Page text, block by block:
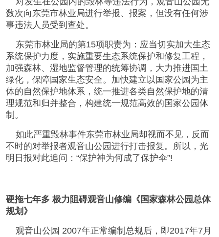
数次向东莞市林业局进行举报、报案，但没有任何涉
事违法人员受到查处。
东莞市林业局的第15项职责为：应当切实加大生态
系统保护力度，实施重要生态系统保护和修复工程，
加强森林、湿地监督管理的统筹协调，大力推进国土
绿化，保障国家生态安全。加快建立以国家公园为主
体的自然保护地体系，统一推进各类自然保护地的清
理规范和归并整合，构建统一规范高效的国家公园体
制。
如此严重毁林事件东莞市林业局却视而不见，反而
不时的对举报者观音山公园进行打击报复。所以，光
明日报对此追问：“保护神为何成了保护伞”!
硬拖七年多 极力阻碍观音山修编《国家森林公园总体
规划》
观音山公园 2007年正常编制总规后，即2017年7月